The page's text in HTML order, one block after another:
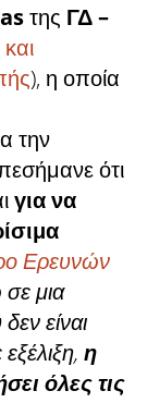
της ΓΔ –
), η οποία
την
ότι
για να
Ερευνών
μια
είναι
η
όλες τις